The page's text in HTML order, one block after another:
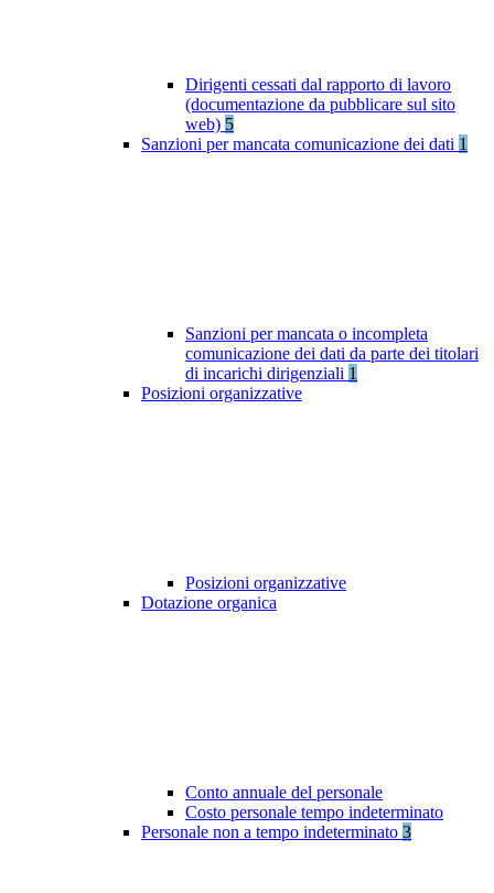
Dirigenti cessati dal rapporto di lavoro
(documentazione da pubblicare sul sito
web) 5
Sanzioni per mancata comunicazione dei dati 1
Sanzioni per mancata o incompleta
comunicazione dei dati da parte dei titolari
di incarichi dirigenziali 1
Posizioni organizzative
Posizioni organizzative
Dotazione organica
Conto annuale del personale
Costo personale tempo indeterminato
Personale non a tempo indeterminato 3